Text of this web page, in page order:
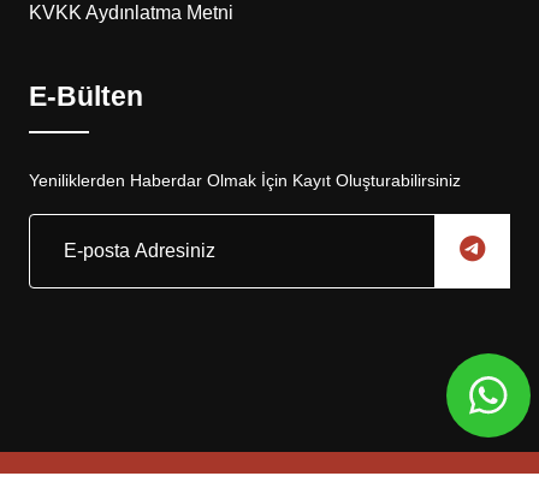
KVKK Aydınlatma Metni
E-Bülten
Yeniliklerden Haberdar Olmak İçin Kayıt Oluşturabilirsiniz